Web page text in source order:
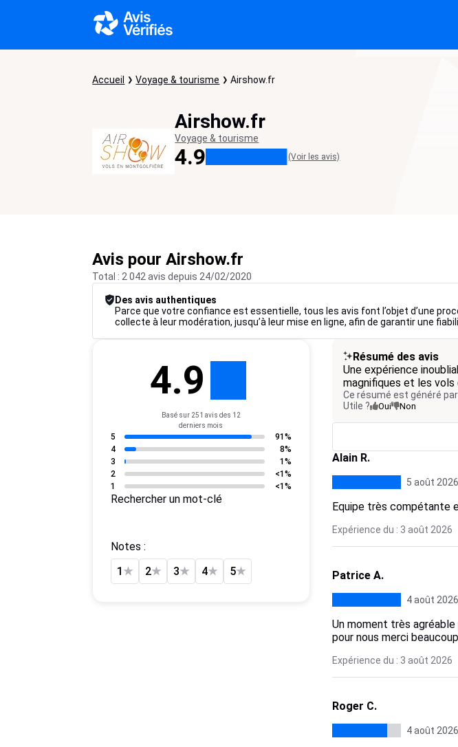
Accueil Voyage & tourisme Airshow.fr
Airshow.fr
Voyage & tourisme
4.9 (Voir les avis)
Avis pour Airshow.fr
Total : 2 042 avis depuis 24/02/2020
Des avis authentiques
Parce que votre confiance est essentielle, tous les avis font l’objet d’une
collecte à leur modération, jusqu’à leur mise en ligne, afin de garantir une
4.9
Basé sur 251 avis des 12
derniers mois
5
91%
4
8%
3
1%
2
<1%
1
<1%
Rechercher un mot-clé
Notes :
1 ★ 2★ 3★ 4★ 5★
Résumé des avis
Une expérience
magnifiques et les
Ce résumé est généré par
Utile ?
Oui Non
Alain R.
5 août 2026
Equipe très compétante
Expérience du : 3 août 2026
Patrice A.
4 août 2026
Un moment très
pour nous merci beaucoup
Expérience du : 3 août 2026
Roger C.
4 août 2026